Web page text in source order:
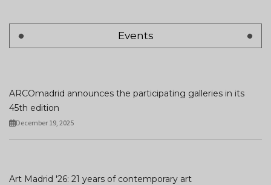
Events
ARCOmadrid announces the participating galleries in its
45th edition
December 19, 2025
Art Madrid '26: 21 years of contemporary art